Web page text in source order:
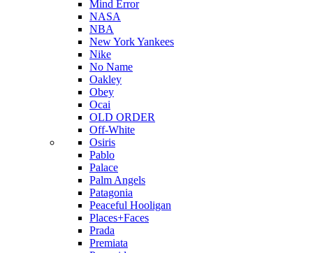
Mind Error
NASA
NBA
New York Yankees
Nike
No Name
Oakley
Obey
Ocai
OLD ORDER
Off-White
Osiris
Pablo
Palace
Palm Angels
Patagonia
Peaceful Hooligan
Places+Faces
Prada
Premiata